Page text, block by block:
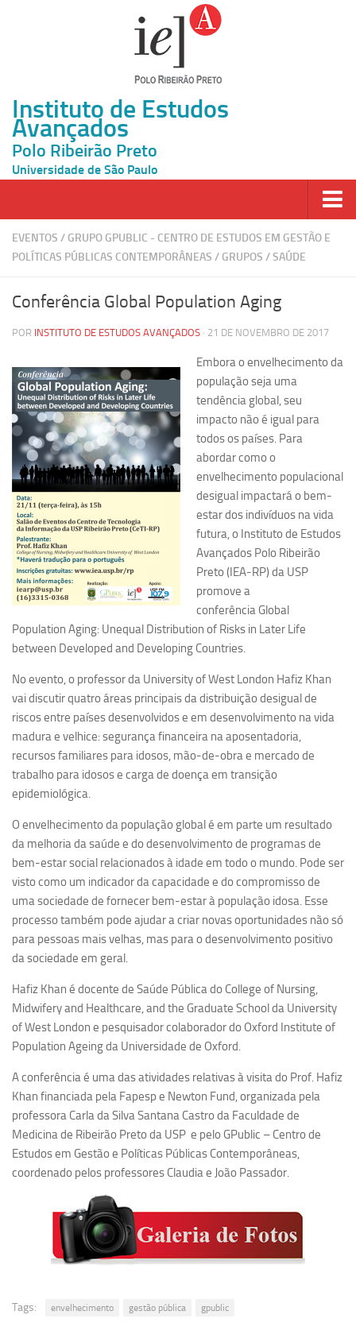
Instituto de Estudos
Avançados
Polo Ribeirão Preto
Universidade de São Paulo
Página Inicial
Ao vivo
Inscrição
Pesquisa
Grupos de Estudo
Carreira Docente de Impacto
Ciência, Arte, Educação e Sociedade: CienArtES
Grupo de Estudos Avançados em Tecnologia e Informação
em Saúde com foco em Populações Vulneráveis
(Confluencia)
Grupos de estudo encerrados
Grupos de Pesquisa
Criminologia Experimental e Segurança Pública
Direito e Tecnologia (Tech Law)
Grupo de Pesquisa GPUBLIC – Centro de Estudos em Gestão
Grupos de pesquisa encerrados
Ano Sabático
Daniel Domingues dos Santos
Programas Ano Sabático Encerrados
Cristina Godoy Bernardo de Oliveira (FDRP)
Evandro Eduardo Seron Ruiz
Fabiana Cristina Severi (FDRP)
Fernando de Lima Caneppele
Geciane Silveira Porto
Maria Paula Costa Bertran
Professores Seniores Encerrados
Institucional
Equipe
Estrutura do polo
Espaço de Eventos
Projetos
Ciência com Pipoca
Ciência Por Elas
Pint of Science
USP Analisa
EVENTOS / GRUPO GPUBLIC - CENTRO DE ESTUDOS EM GESTÃO E
POLÍTICAS PÚBLICAS CONTEMPORÂNEAS / GRUPOS /SAÚDE
Conferência Global Population Aging
POR INSTITUTO DE ESTUDOS AVANÇADOS · 21 DE NOVEMBRO DE 2017
Embora o envelhecimento da
população seja uma
tendência global, seu
impacto não é igual para
todos os países. Para
abordar como o
envelhecimento populacional
desigual impactará o bem-
estar dos indivíduos na vida
futura, o Instituto de Estudos
Avançados Polo Ribeirão
Preto (IEA-RP) da USP
promove a
conferência Global
Population Aging: Unequal Distribution of Risks in Later Life
between Developed and Developing Countries.
No evento, o professor da University of West London Hafiz Khan
vai discutir quatro áreas principais da distribuição desigual de
riscos entre países desenvolvidos e em desenvolvimento na vida
madura e velhice: segurança financeira na aposentadoria,
recursos familiares para idosos, mão-de-obra e mercado de
trabalho para idosos e carga de doença em transição
epidemiológica.
O envelhecimento da população global é em parte um resultado
da melhoria da saúde e do desenvolvimento de programas de
bem-estar social relacionados à idade em todo o mundo. Pode ser
visto como um indicador da capacidade e do compromisso de
uma sociedade de fornecer bem-estar à população idosa. Esse
processo também pode ajudar a criar novas oportunidades não só
para pessoas mais velhas, mas para o desenvolvimento positivo
da sociedade em geral.
Hafiz Khan é docente de Saúde Pública do College of Nursing,
Midwifery and Healthcare, and the Graduate School da University
of West London e pesquisador colaborador do Oxford Institute of
Population Ageing da Universidade de Oxford.
A conferência é uma das atividades relativas à visita do Prof. Hafiz
Khan financiada pela Fapesp e Newton Fund, organizada pela
professora Carla da Silva Santana Castro da Faculdade de
Medicina de Ribeirão Preto da USP e pelo GPublic – Centro de
Estudos em Gestão e Políticas Públicas Contemporâneas,
coordenado pelos professores Claudia e João Passador.
Tags: envelhecimento gestão pública gpublic